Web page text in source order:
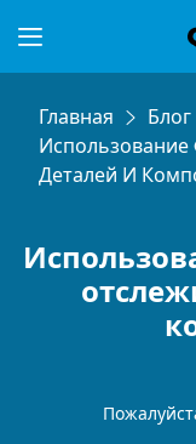
Главная
Блог
Использование
Деталей И